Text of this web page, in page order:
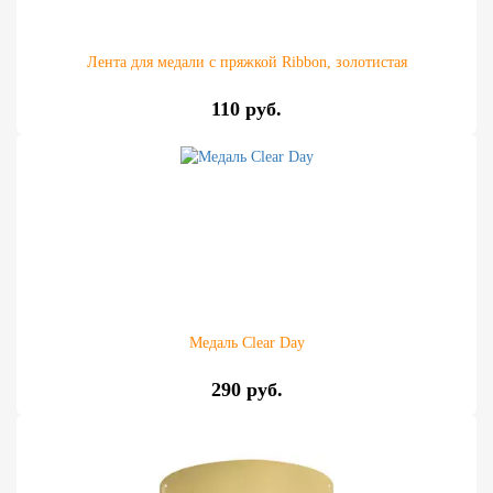
Лента для медали с пряжкой Ribbon, золотистая
110 руб.
Медаль Clear Day
290 руб.